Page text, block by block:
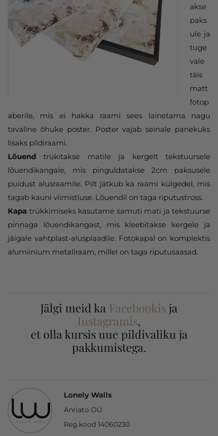
akse
paks
ule ja
tuge
vale
täis
matt
fotop
aberile, mis ei hakka raami sees lainetama nagu
tavaline õhuke poster. Poster vajab seinale panekuks
lisaks pildiraami.
Lõuend trükitakse matile ja kergelt tekstuursele
lõuendikangale, mis pinguldatakse 2cm paksusele
puidust alusraamile. Pilt jätkub ka raami külgedel, mis
tagab kauni viimistluse. Lõuendil on taga riputustross.
Kapa trükkimiseks kasutame samuti mati ja tekstuurse
pinnaga lõuendikangast, mis kleebitakse kergele ja
jäigale vahtplast-alusplaadile. Fotokapal on komplektis
alumiinium metallraam, millel on taga riputusaasad.
Jälgi meid ka Facebookis ja
Instagramis,
et olla kursis uue pildivaliku ja
pakkumistega.
Lonely Walls
Anriato OÜ
Reg.kood 14060230